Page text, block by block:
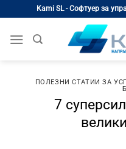
content
Kami SL - Софтуер за
ПОЛЕЗНИ СТАТИИ ЗА
7